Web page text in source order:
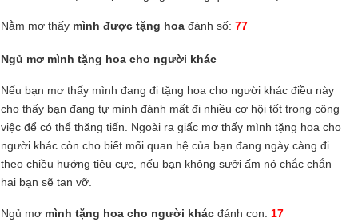
Nằm mơ thấy mình được tặng hoa đánh số: 77
Ngủ mơ mình tặng hoa cho người khác
Nếu bạn mơ thấy mình đang đi tặng hoa cho người khác điều này
cho thấy bạn đang tự mình đánh mất đi nhiều cơ hội tốt trong công
việc để có thể thăng tiến. Ngoài ra giấc mơ thấy mình tặng hoa cho
người khác còn cho biết mối quan hệ của bạn đang ngày càng đi
theo chiều hướng tiêu cực, nếu bạn không sưởi ấm nó chắc chắn
hai bạn sẽ tan vỡ.
Ngủ mơ mình tặng hoa cho người khác đánh con: 17